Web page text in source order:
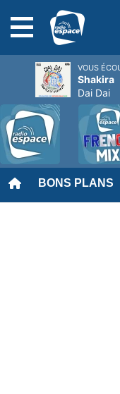
BONS PLANS
VOUS
Shakira
Dai Dai